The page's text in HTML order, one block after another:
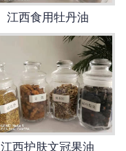
江西食用牡丹油
江西护肤文冠果油